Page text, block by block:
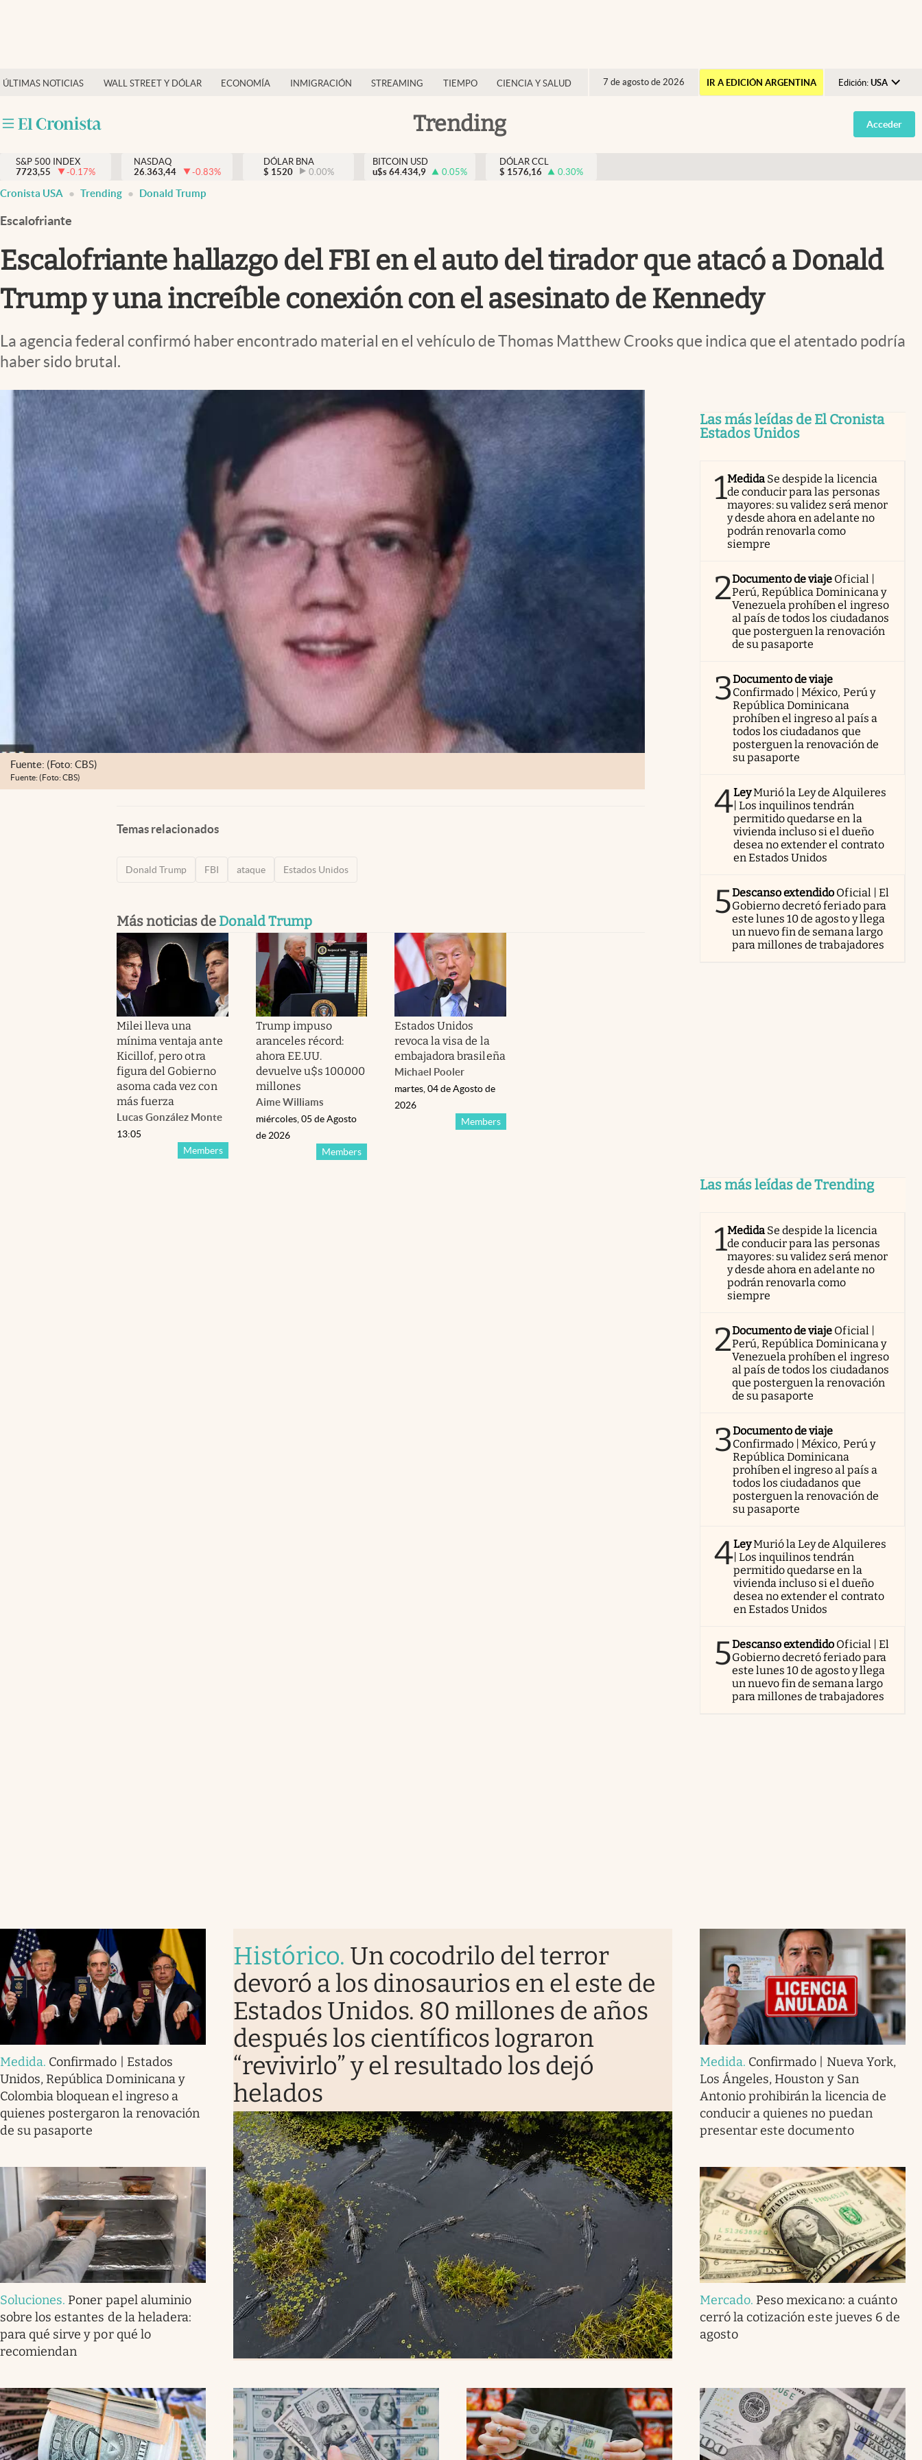
ÚLTIMAS NOTICIAS WALL STREET Y DÓLAR ECONOMÍA INMIGRACIÓN STREAMING TIEMPO CIENCIA Y SALUD 7 de agosto de 2026 IR A EDICIÓN ARGENTINA Edición: USA
Argentina
España
Trending
Finanzas y economía
Inmigración
Trending
Streaming
PC y mobile
Acceder
S&P 500 INDEX
7723,55
-0.17%
NASDAQ
26.363,44
-0.83%
DÓLAR BNA
$ 1520 0.00%
BITCOIN USD
u$s 64.434,9 0.05%
DÓLAR CCL
$ 1576,16 0.30%
Cronista USA Trending Donald Trump
Escalofriante
Escalofriante hallazgo del FBI en el auto del tirador que atacó a Donald
Trump y una increíble conexión con el asesinato de Kennedy
La agencia federal confirmó haber encontrado material en el vehículo de Thomas Matthew Crooks que indica que el atentado podría
haber sido brutal.
Fuente: (Foto: CBS)
Fuente: (Foto: CBS)
Temas relacionados
Donald Trump FBI ataque Estados Unidos
Más noticias de Donald Trump
Milei lleva una
mínima ventaja ante
Kicillof, pero otra
figura del Gobierno
asoma cada vez con
más fuerza
Lucas González Monte
Members
13:05
Trump impuso
aranceles récord:
ahora EE.UU.
devuelve u$s 100.000
millones
Aime Williams
Members
miércoles, 05 de Agosto
de 2026
Estados Unidos
revoca la visa de la
embajadora brasileña
Michael Pooler
Members
martes, 04 de Agosto de
2026
Las más leídas de El Cronista
Estados Unidos
1Medida Se despide la licencia
de conducir para las personas
mayores: su validez será menor
y desde ahora en adelante no
podrán renovarla como
siempre
2Documento de viaje Oficial |
Perú, República Dominicana y
Venezuela prohíben el ingreso
al país de todos los ciudadanos
que posterguen la renovación
de su pasaporte
3Documento de viaje
Confirmado | México, Perú y
República Dominicana
prohíben el ingreso al país a
todos los ciudadanos que
posterguen la renovación de
su pasaporte
4LeyMurió la Ley de Alquileres
| Los inquilinos tendrán
permitido quedarse en la
vivienda incluso si el dueño
desea no extender el contrato
en Estados Unidos
5Descanso extendido Oficial | El
Gobierno decretó feriado para
este lunes 10 de agosto y llega
un nuevo fin de semana largo
para millones de trabajadores
Las más leídas de Trending
1Medida Se despide la licencia
de conducir para las personas
mayores: su validez será menor
y desde ahora en adelante no
podrán renovarla como
siempre
2Documento de viaje Oficial |
Perú, República Dominicana y
Venezuela prohíben el ingreso
al país de todos los ciudadanos
que posterguen la renovación
de su pasaporte
3Documento de viaje
Confirmado | México, Perú y
República Dominicana
prohíben el ingreso al país a
todos los ciudadanos que
posterguen la renovación de
su pasaporte
4LeyMurió la Ley de Alquileres
| Los inquilinos tendrán
permitido quedarse en la
vivienda incluso si el dueño
desea no extender el contrato
en Estados Unidos
5Descanso extendido Oficial | El
Gobierno decretó feriado para
este lunes 10 de agosto y llega
un nuevo fin de semana largo
para millones de trabajadores
Medida. Confirmado | Estados
Unidos, República Dominicana y
Colombia bloquean el ingreso a
quienes postergaron la renovación
de su pasaporte
Histórico. Un cocodrilo del terror
devoró a los dinosaurios en el este de
Estados Unidos. 80 millones de años
después los científicos lograron
“revivirlo” y el resultado los dejó
helados
Medida. Confirmado | Nueva York,
Los Ángeles, Houston y San
Antonio prohibirán la licencia de
conducir a quienes no puedan
presentar este documento
Soluciones. Poner papel aluminio
sobre los estantes de la heladera:
para qué sirve y por qué lo
recomiendan
Mercado. Peso mexicano: a cuánto
cerró la cotización este jueves 6 de
agosto